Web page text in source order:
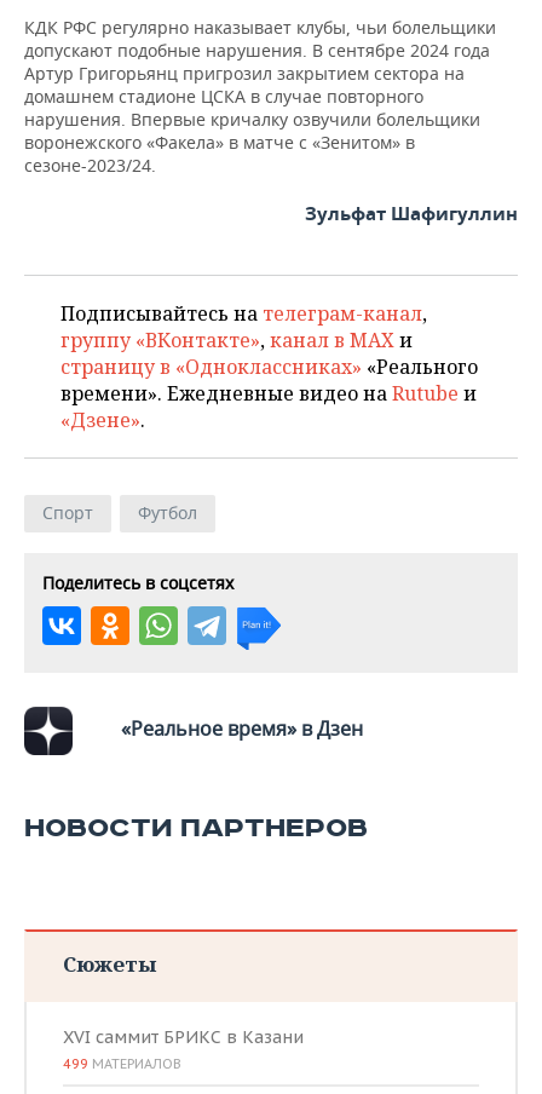
КДК РФС регулярно наказывает клубы, чьи болельщики
допускают подобные нарушения. В сентябре 2024 года
Артур Григорьянц пригрозил закрытием сектора на
домашнем стадионе ЦСКА в случае повторного
нарушения. Впервые кричалку озвучили болельщики
воронежского «Факела» в матче с «Зенитом» в
сезоне-2023/24.
Зульфат Шафигуллин
Подписывайтесь на телеграм-канал,
группу «ВКонтакте»,канал в MAXи
страницу в «Одноклассниках» «Реального
времени». Ежедневные видео наRutube и
«Дзене».
Спорт Футбол
Поделитесь в соцсетях
«Реальное время» в Дзен
НОВОСТИ ПАРТНЕРОВ
Сюжеты
XVI саммит БРИКС в Казани
499 МАТЕРИАЛОВ